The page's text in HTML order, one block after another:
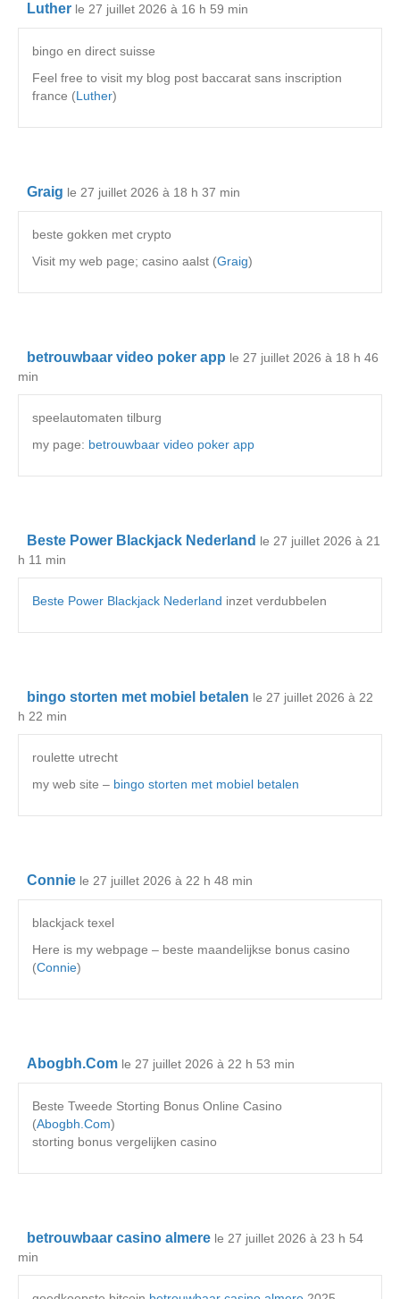
Luther le 27 juillet 2026 à 16 h 59 min
bingo en direct suisse
Feel free to visit my blog post baccarat sans inscription
france (Luther)
Graig le 27 juillet 2026 à 18 h 37 min
beste gokken met crypto
Visit my web page; casino aalst (Graig)
betrouwbaar video poker app le 27 juillet 2026 à 18 h 46
min
speelautomaten tilburg
my page: betrouwbaar video poker app
Beste Power Blackjack Nederland le 27 juillet 2026 à 21
h 11 min
Beste Power Blackjack Nederland inzet verdubbelen
bingo storten met mobiel betalen le 27 juillet 2026 à 22
h 22 min
roulette utrecht
my web site – bingo storten met mobiel betalen
Connie le 27 juillet 2026 à 22 h 48 min
blackjack texel
Here is my webpage – beste maandelijkse bonus casino
(Connie)
Abogbh.Com le 27 juillet 2026 à 22 h 53 min
Beste Tweede Storting Bonus Online Casino
(Abogbh.Com)
storting bonus vergelijken casino
betrouwbaar casino almere le 27 juillet 2026 à 23 h 54
min